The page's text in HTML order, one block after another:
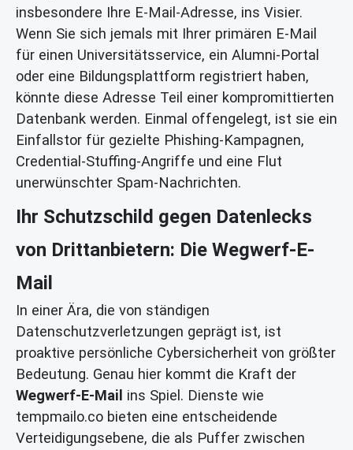
insbesondere Ihre E-Mail-Adresse, ins Visier.
Wenn Sie sich jemals mit Ihrer primären E-Mail
für einen Universitätsservice, ein Alumni-Portal
oder eine Bildungsplattform registriert haben,
könnte diese Adresse Teil einer kompromittierten
Datenbank werden. Einmal offengelegt, ist sie ein
Einfallstor für gezielte Phishing-Kampagnen,
Credential-Stuffing-Angriffe und eine Flut
unerwünschter Spam-Nachrichten.
Ihr Schutzschild gegen Datenlecks
von Drittanbietern: Die Wegwerf-E-
Mail
In einer Ära, die von ständigen
Datenschutzverletzungen geprägt ist, ist
proaktive persönliche Cybersicherheit von größter
Bedeutung. Genau hier kommt die Kraft der
Wegwerf-E-Mail ins Spiel. Dienste wie
tempmailo.co bieten eine entscheidende
Verteidigungsebene, die als Puffer zwischen